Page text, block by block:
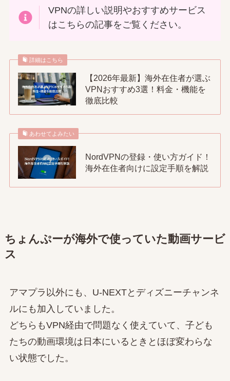
VPNの詳しい説明やおすすめサービス
はこちらの記事をご覧ください。
詳細はこちら
【2026年最新】海外在住者が選ぶ
VPNおすすめ3選！料金・機能を
徹底比較
あわせてよみたい
NordVPNの登録・使い方ガイド！
海外在住者向けに設定手順を解説
ちょんぷーが海外で使っていた動画サービ
ス
アマプラ以外にも、U-NEXTとディズニーチャンネ
ルにも加入していました。
どちらもVPN経由で問題なく使えていて、子ども
たちの動画環境は日本にいるときとほぼ変わらな
い状態でした。